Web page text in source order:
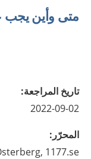
متى وأين يجب
تاريخ المراجعة:
2022-09-02
المحرّر :